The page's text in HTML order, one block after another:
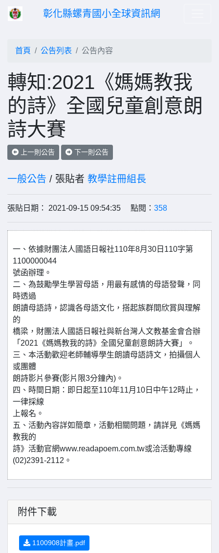
彰化縣螺青國小全球資訊網
首頁 公告列表 公告內容
轉知:2021《媽媽教我
的詩》全國兒童創意朗
詩大賽
上一則公告 下一則公告
一般公告 / 張貼者 教學註冊組長
張貼日期： 2021-09-15 09:54:35 點閱： 358
一、依據財團法人國語日報社110年8月30日110字第
1100000044
號函辦理。
二、為鼓勵學生學習母語，用最有感情的母語發聲，同
時透過
朗讀母語詩，認識各母語文化，搭起族群間欣賞與理解
的
橋梁，財團法人國語日報社與新台灣人文教基金會合辦
「2021《媽媽教我的詩》全國兒童創意朗詩大賽」。
三、本活動歡迎老師輔導學生朗讀母語詩文，拍攝個人
或團體
朗詩影片參賽(影片限3分鐘內)。
四、時間日期：即日起至110年11月10日中午12時止，
一律採線
上報名。
五、活動內容詳如簡章，活動相關問題，請詳見《媽媽
教我的
詩》活動官網www.readapoem.com.tw或洽活動專線
(02)2391-2112。
附件下載
1100908計畫.pdf